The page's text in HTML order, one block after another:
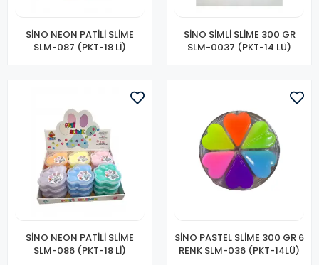
SİNO NEON PATİLİ SLİME
SLM-087 (PKT-18 Lİ)
SİNO SİMLİ SLİME 300 GR
SLM-0037 (PKT-14 LÜ)
SİNO NEON PATİLİ SLİME
SLM-086 (PKT-18 Lİ)
SİNO PASTEL SLİME 300 GR 6
RENK SLM-036 (PKT-14LÜ)